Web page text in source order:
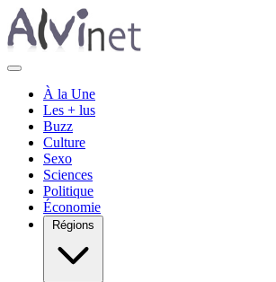
À la Une
Les + lus
Buzz
Culture
Sexo
Sciences
Politique
Économie
Régions